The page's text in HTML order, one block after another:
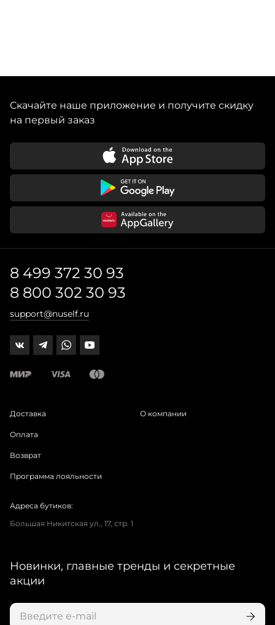
Скачайте наше приложение и получите скидку
на первый заказ
8 499 372 30 93
8 800 302 30 93
support@nuself.ru
Доставка
Оплата
Возврат
Программа лояльности
О компании
Адреса бутиков:
Большая Никитская ул., 17, стр. 1
Новинки, главные тренды и секретные
акции